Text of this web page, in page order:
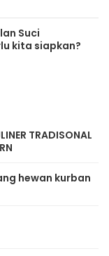
Suci
kita siapkan?
TRADISONAL
hewan kurban